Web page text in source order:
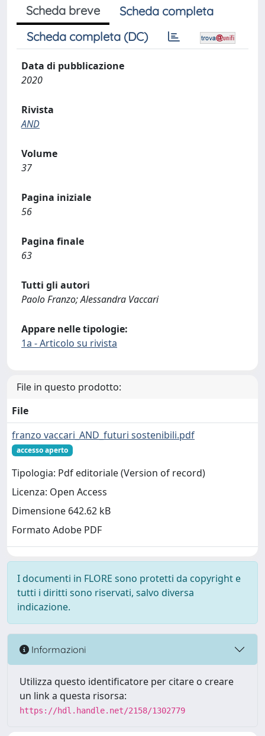
Scheda breve
Scheda completa
Scheda completa (DC)
Data di pubblicazione
2020
Rivista
AND
Volume
37
Pagina iniziale
56
Pagina finale
63
Tutti gli autori
Paolo Franzo; Alessandra Vaccari
Appare nelle tipologie:
1a - Articolo su rivista
File in questo prodotto:
File
franzo vaccari_AND_futuri sostenibili.pdf
accesso aperto
Tipologia: Pdf editoriale (Version of record)
Licenza: Open Access
Dimensione 642.62 kB
Formato Adobe PDF
I documenti in FLORE sono protetti da copyright e
tutti i diritti sono riservati, salvo diversa
indicazione.
Informazioni
Utilizza questo identificatore per citare o creare
un link a questa risorsa:
https://hdl.handle.net/2158/1302779